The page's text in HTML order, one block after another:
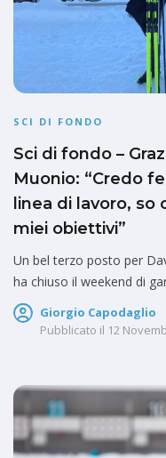
SCI DI FONDO
Sci di fondo –
Muonio: “Credo
linea di lavoro,
miei obiettivi”
Un bel terzo posto per
ha chiuso il weekend di
Giorgio Capodaglio
Pubblicato il 12